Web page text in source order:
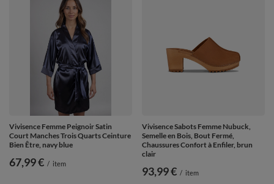
Vivisence Femme Peignoir Satin
Court Manches Trois Quarts Ceinture
Bien Être, navy blue
67,99 € / item
Vivisence Sabots Femme Nubuck,
Semelle en Bois, Bout Fermé,
Chaussures Confort à Enfiler, brun
clair
93,99 € / item